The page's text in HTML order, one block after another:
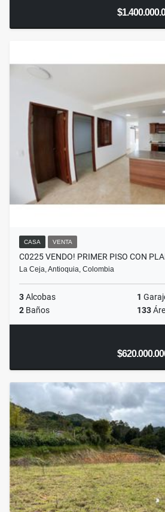
CASA VENTA
C0225 VENDO! PRIMER PISO CON
La Ceja, Antioquia, Colombia
3Alcobas 1
2 Baños 133